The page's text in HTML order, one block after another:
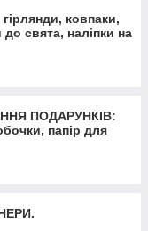
ковпаки,
свята, наліпки на
ПОДАРУНКІВ:
папір для